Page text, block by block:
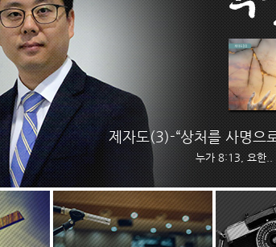
제자도(3)-“상처를 사명으
누가 8:13, 요한